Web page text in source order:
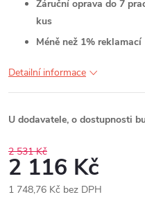
Záruční oprava do 7
kus
Méně než 1% reklamací
Detailní informace
U dodavatele, o dostupnosti
2 531 Kč
2 116 Kč
1 748,76 Kč bez DPH